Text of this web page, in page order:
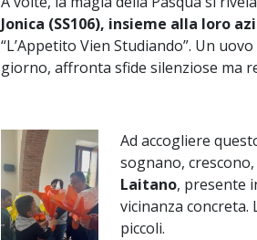
Jonica (SS106), insieme alla loro
“L’Appetito Vien Studiando”. Un
giorno, affronta sfide silenziose ma
Ad accogliere
sognano,
Laitano, presente
vicinanza
piccoli.